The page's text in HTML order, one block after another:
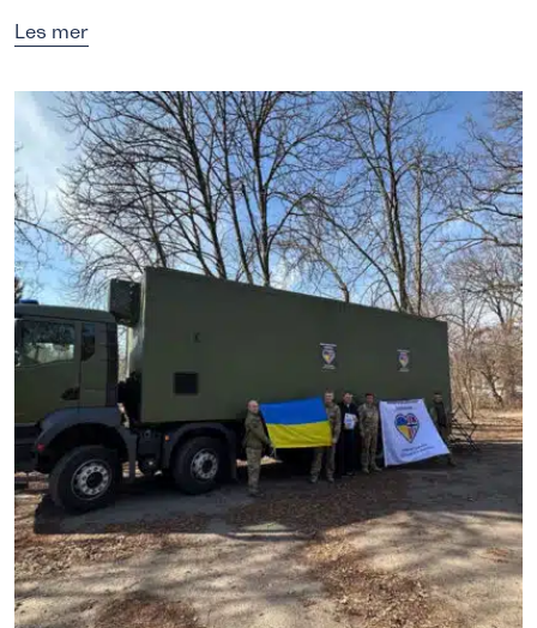
Les mer